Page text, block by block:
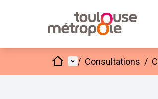
AccueilMenu principal
/ Consultations /